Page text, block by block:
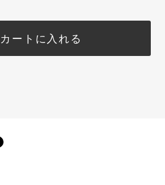
カートに入れる